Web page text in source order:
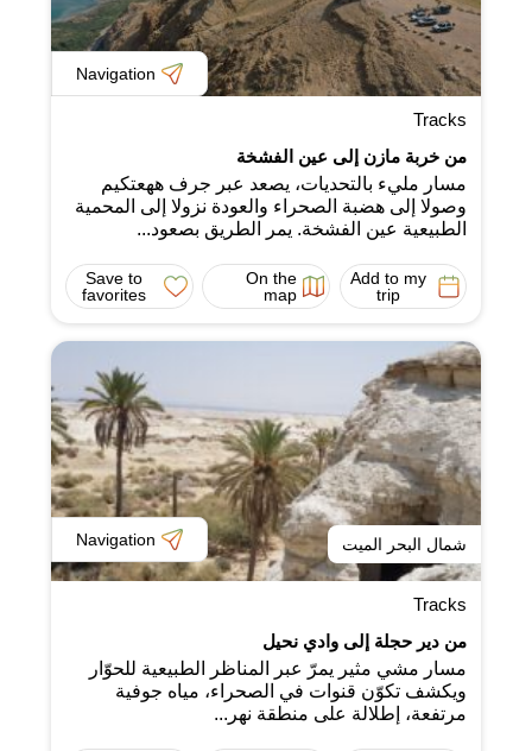
Navigation
Tracks
من خربة مازن إلى عين الفشخة
مسار مليء بالتحديات، يصعد عبر جرف ههعتكيم
وصولا إلى هضبة الصحراء والعودة نزولا إلى المحمية
الطبيعية عين الفشخة. يمر الطريق بصعود...
Add to my
trip
On the
map
Save to
favorites
شمال البحر الميت Navigation
Tracks
من دير حجلة إلى وادي نحيل
مسار مشي مثير يمرّ عبر المناظر الطبيعية للحوّار
ويكشف تكوّن قنوات في الصحراء، مياه جوفية
مرتفعة، إطلالة على منطقة نهر...